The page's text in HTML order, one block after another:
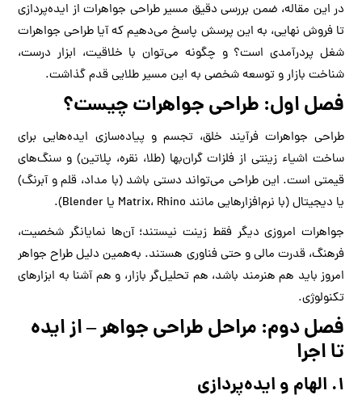
در این مقاله، ضمن بررسی دقیق مسیر طراحی جواهرات از ایده‌پردازی
تا فروش نهایی، به این پرسش پاسخ می‌دهیم که آیا طراحی جواهرات
شغل پردرآمدی است؟ و چگونه می‌توان با خلاقیت، ابزار درست،
شناخت بازار و توسعه شخصی به این مسیر طلایی قدم گذاشت.
فصل اول: طراحی جواهرات چیست؟
طراحی جواهرات فرآیند خلق، تجسم و پیاده‌سازی ایده‌هایی برای
ساخت اشیاء زینتی از فلزات گران‌بها (طلا، نقره، پلاتین) و سنگ‌های
قیمتی است. این طراحی می‌تواند دستی باشد (با مداد، قلم و آبرنگ)
یا دیجیتال (با نرم‌افزارهایی مانند Matrix، Rhino یا Blender).
جواهرات امروزی دیگر فقط زینت نیستند؛ آن‌ها نمایانگر شخصیت،
فرهنگ، قدرت مالی و حتی فناوری هستند. به‌همین دلیل طراح جواهر
امروز باید هم هنرمند باشد، هم تحلیل‌گر بازار، و هم آشنا به ابزارهای
تکنولوژی.
فصل دوم: مراحل طراحی جواهر – از ایده
تا اجرا
۱. الهام و ایده‌پردازی